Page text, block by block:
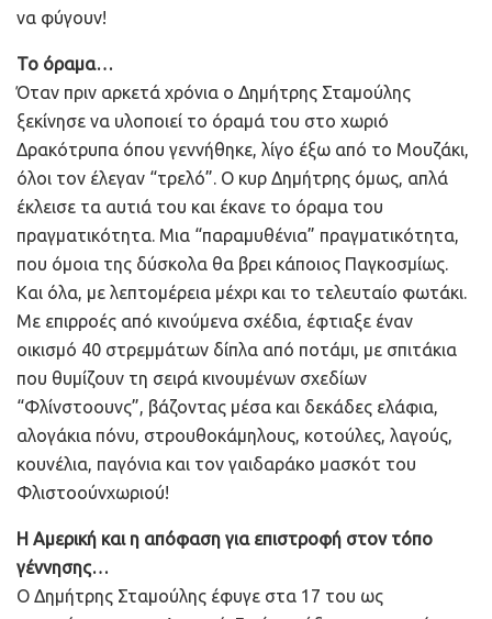
να φύγουν!
Το όραμα…
Όταν πριν αρκετά χρόνια ο Δημήτρης Σταμούλης
ξεκίνησε να υλοποιεί το όραμά του στο χωριό
Δρακότρυπα όπου γεννήθηκε, λίγο έξω από το Μουζάκι,
όλοι τον έλεγαν “τρελό”. Ο κυρ Δημήτρης όμως, απλά
έκλεισε τα αυτιά του και έκανε το όραμα του
πραγματικότητα. Μια “παραμυθένια” πραγματικότητα,
που όμοια της δύσκολα θα βρει κάποιος Παγκοσμίως.
Και όλα, με λεπτομέρεια μέχρι και το τελευταίο φωτάκι.
Με επιρροές από κινούμενα σχέδια, έφτιαξε έναν
οικισμό 40 στρεμμάτων δίπλα από ποτάμι, με σπιτάκια
που θυμίζουν τη σειρά κινουμένων σχεδίων
“Φλίνστοουνς”, βάζοντας μέσα και δεκάδες ελάφια,
αλογάκια πόνυ, στρουθοκάμηλους, κοτούλες, λαγούς,
κουνέλια, παγόνια και τον γαιδαράκο μασκότ του
Φλιστοούνχωριού!
Η Αμερική και η απόφαση για επιστροφή στον τόπο
γέννησης…
Ο Δημήτρης Σταμούλης έφυγε στα 17 του ως